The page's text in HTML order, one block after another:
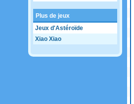
Plus de jeux
Jeux d'Astéroïde
Xiao Xiao